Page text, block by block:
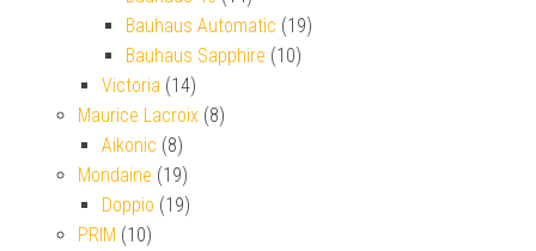
Bauhaus Automatic (19)
Bauhaus Sapphire (10)
Victoria (14)
Maurice Lacroix (8)
Aikonic (8)
Mondaine (19)
Doppio (19)
PRIM (10)